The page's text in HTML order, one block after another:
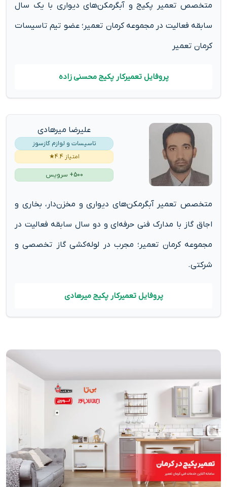
متخصص تعمیر پکیج و آبگرمکن‌های دیواری با یک سال
سابقه فعالیت در مجموعه کرمان تعمیر؛ عضو تیم تاسیسات
کرمان تعمیر
پروفایل تعمیرکار پکیج محسنی زاده
علیرضا میرهادی
تاسیسات و لوازم گازسوز
امتیاز 4.4★
500+ سرویس
متخصص تعمیر آبگرمکن‌های دیواری و مخزن‌دار، بخاری و
اجاق گاز با مدارک فنی حرفه‌ای و دو سال سابقه فعالیت در
مجموعه کرمان تعمیر؛ مجرب در لوله‌کشی گاز تخصصی و
شرکتی.
پروفایل تعمیرکار پکیج میرهادی